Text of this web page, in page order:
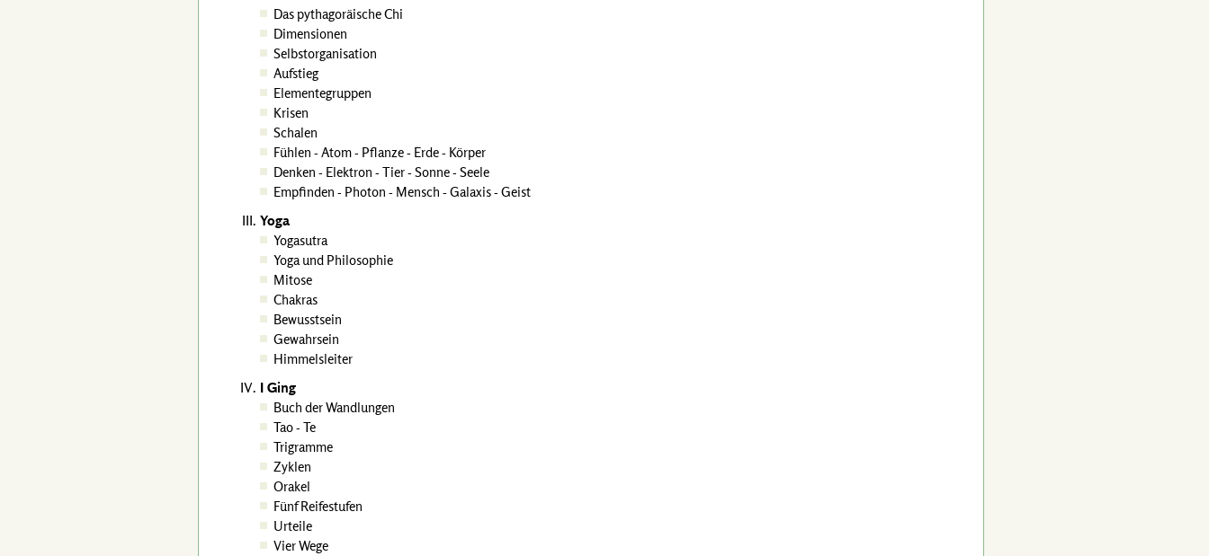
Das pythagoräische Chi
Dimensionen
Selbstorganisation
Aufstieg
Elementegruppen
Krisen
Schalen
Fühlen - Atom - Pflanze - Erde - Körper
Denken - Elektron - Tier - Sonne - Seele
Empfinden - Photon - Mensch - Galaxis - Geist
Yoga
Yogasutra
Yoga und Philosophie
Mitose
Chakras
Bewusstsein
Gewahrsein
Himmelsleiter
I Ging
Buch der Wandlungen
Tao - Te
Trigramme
Zyklen
Orakel
Fünf Reifestufen
Urteile
Vier Wege